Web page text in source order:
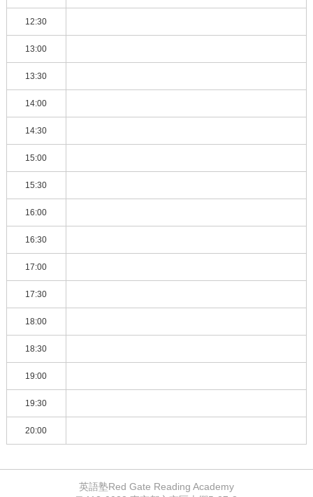
12:30
13:00
13:30
14:00
14:30
15:00
15:30
16:00
16:30
17:00
17:30
18:00
18:30
19:00
19:30
20:00
英語塾Red Gate Reading Academy